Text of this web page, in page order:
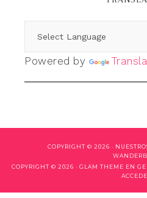
Powered by
COPYRIGHT © 2026 ·
COPYRIGHT © 2026 · GLAM THEME EN